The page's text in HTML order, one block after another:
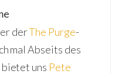
derThe Purge-
mal Abseits des
bietet uns Pete